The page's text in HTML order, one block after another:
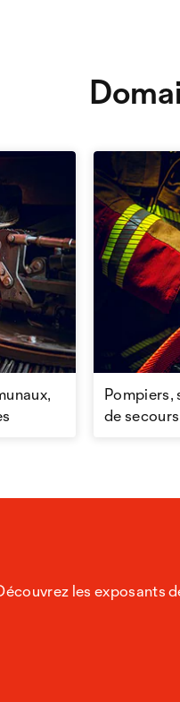
Pompiers,
de secours
les exposants